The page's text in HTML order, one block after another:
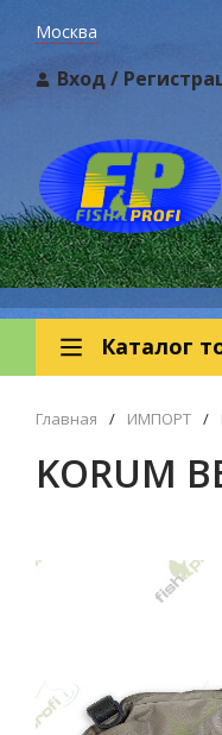
Москва
Вход/
Каталог
Главная / ИМПОРТ /
KORUM